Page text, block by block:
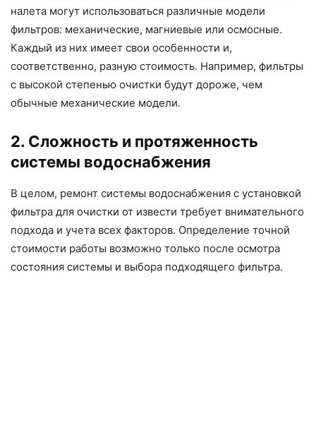
налета могут использоваться различные модели
фильтров: механические, магниевые или осмосные.
Каждый из них имеет свои особенности и,
соответственно, разную стоимость. Например, фильтры
с высокой степенью очистки будут дороже, чем
обычные механические модели.
2. Сложность и протяженность
системы водоснабжения
В целом, ремонт системы водоснабжения с установкой
фильтра для очистки от извести требует внимательного
подхода и учета всех факторов. Определение точной
стоимости работы возможно только после осмотра
состояния системы и выбора подходящего фильтра.